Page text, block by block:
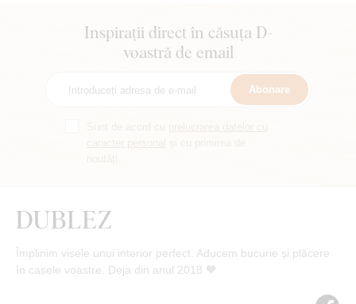
Inspirații direct în căsuța D-
voastră de email
Abonare
Împlinim visele unui interior perfect. Aducem bucurie și plăcere
în casele voastre. Deja din anul 2018 🧡